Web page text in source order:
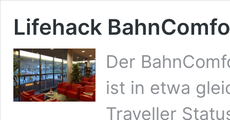
Lifehack
Der
ist in etwa
Traveller